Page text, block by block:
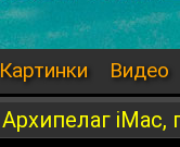
Картинки Видео
Архипелаг